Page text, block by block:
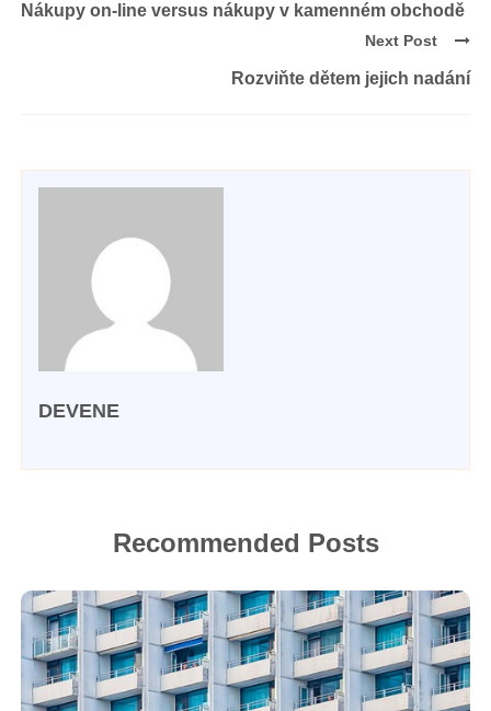
Nákupy on-line versus nákupy v kamenném obchodě
Next Post
Rozviňte dětem jejich nadání
DEVENE
Recommended Posts